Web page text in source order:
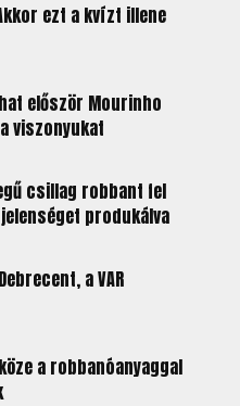
ezt a kvízt illene
először Mourinho
viszonyukat
csillag robbant fel
produkálva
a VAR
a robbanóanyaggal